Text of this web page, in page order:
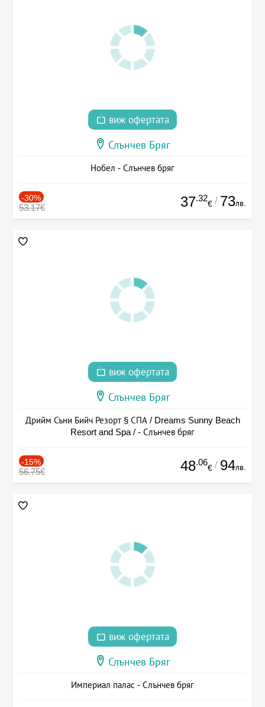
виж офертата
Слънчев Бряг
Нобел - Слънчев бряг
-30%
53.17€ 37.32
€ / 73лв.
виж офертата
Слънчев Бряг
Дрийм Съни Бийч Резорт § СПА / Dreams Sunny Beach
Resort and Spa / - Слънчев бряг
-15%
56.75€ 48.06
€ / 94лв.
виж офертата
Слънчев Бряг
Империал палас - Слънчев бряг